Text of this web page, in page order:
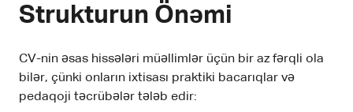
Strukturun Önəmi
CV-nin əsas hissələri müəllimlər üçün bir az fərqli ola
bilər, çünki onların ixtisası praktiki bacarıqlar və
pedaqoji təcrübələr tələb edir: